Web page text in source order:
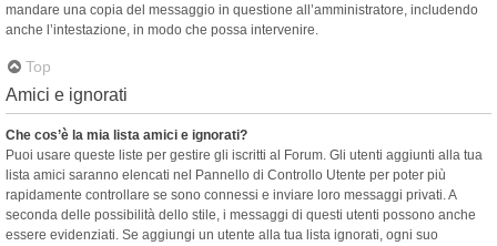
mandare una copia del messaggio in questione all’amministratore, includendo
anche l’intestazione, in modo che possa intervenire.
Top
Amici e ignorati
Che cos’è la mia lista amici e ignorati?
Puoi usare queste liste per gestire gli iscritti al Forum. Gli utenti aggiunti alla tua
lista amici saranno elencati nel Pannello di Controllo Utente per poter più
rapidamente controllare se sono connessi e inviare loro messaggi privati. A
seconda delle possibilità dello stile, i messaggi di questi utenti possono anche
essere evidenziati. Se aggiungi un utente alla tua lista ignorati, ogni suo